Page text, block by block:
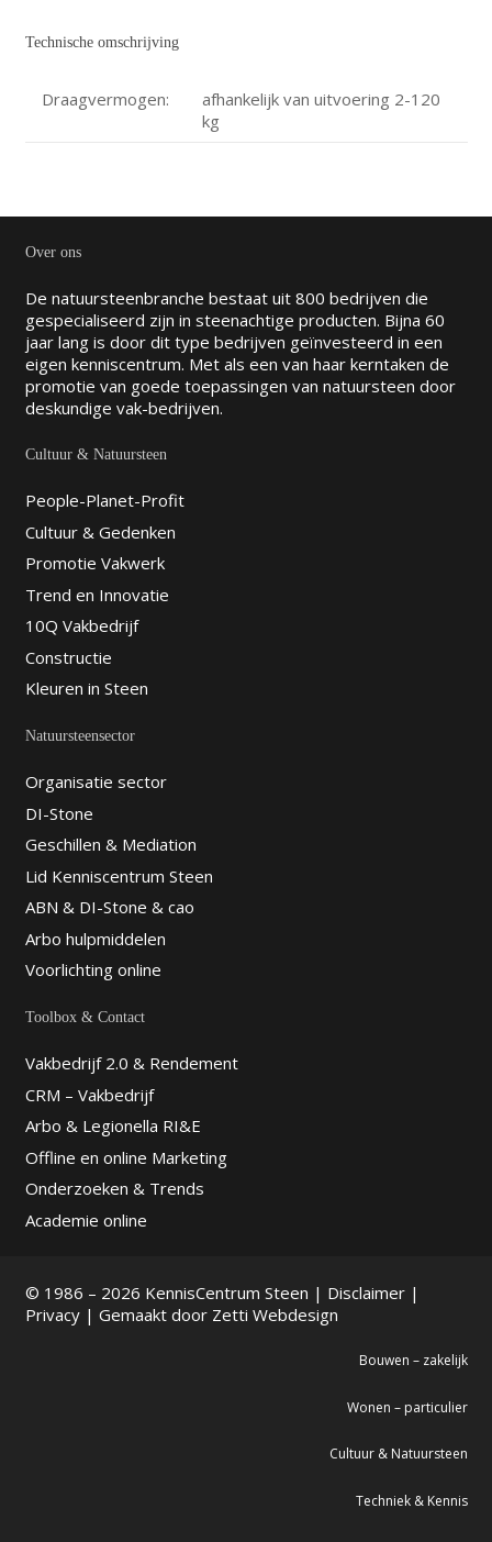
Technische omschrijving
Draagvermogen:
afhankelijk van uitvoering 2-120
kg
Over ons
De natuursteenbranche bestaat uit 800 bedrijven die
gespecialiseerd zijn in steenachtige producten. Bijna 60
jaar lang is door dit type bedrijven geïnvesteerd in een
eigen kenniscentrum. Met als een van haar kerntaken de
promotie van goede toepassingen van natuursteen door
deskundige vak-bedrijven.
Cultuur & Natuursteen
People-Planet-Profit
Cultuur & Gedenken
Promotie Vakwerk
Trend en Innovatie
10Q Vakbedrijf
Constructie
Kleuren in Steen
Natuursteensector
Organisatie sector
DI-Stone
Geschillen & Mediation
Lid Kenniscentrum Steen
ABN & DI-Stone & cao
Arbo hulpmiddelen
Voorlichting online
Toolbox & Contact
Vakbedrijf 2.0 & Rendement
CRM – Vakbedrijf
Arbo & Legionella RI&E
Offline en online Marketing
Onderzoeken & Trends
Academie online
© 1986 – 2026 KennisCentrum Steen | Disclaimer|
Privacy| Gemaakt door Zetti Webdesign
Bouwen – zakelijk
Wonen – particulier
Cultuur & Natuursteen
Techniek & Kennis